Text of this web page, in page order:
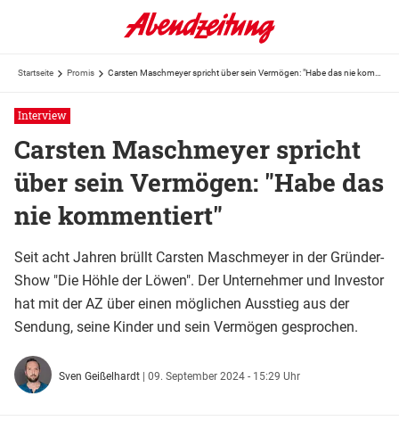
Startseite Promis
Interview
Carsten Maschmeyer spricht
über sein Vermögen: "Habe das
nie kommentiert"
Seit acht Jahren brüllt Carsten Maschmeyer in der Gründer-
Show "Die Höhle der Löwen". Der Unternehmer und Investor
hat mit der AZ über einen möglichen Ausstieg aus der
Sendung, seine Kinder und sein Vermögen gesprochen.
Sven Geißelhardt | 09. September 2024 - 15:29 Uhr